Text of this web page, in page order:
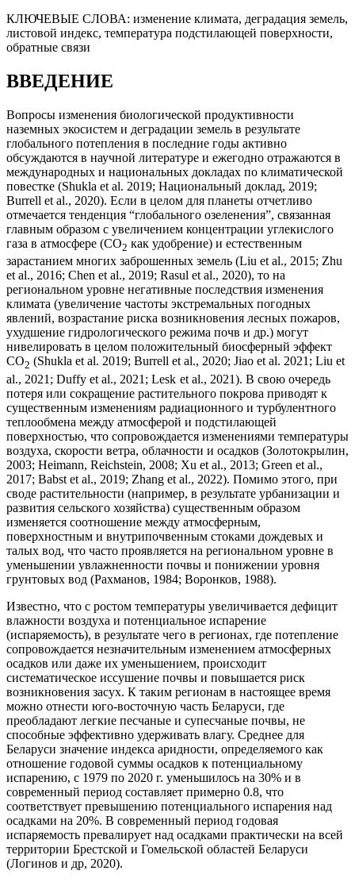
КЛЮЧЕВЫЕ СЛОВА: изменение климата, деградация земель,
листовой индекс, температура подстилающей поверхности,
обратные связи
ВВЕДЕНИЕ
Вопросы изменения биологической продуктивности
наземных экосистем и деградации земель в результате
глобального потепления в последние годы активно
обсуждаются в научной литературе и ежегодно отражаются в
международных и национальных докладах по климатической
повестке (Shukla et al. 2019; Национальный доклад, 2019;
Burrell et al., 2020). Если в целом для планеты отчетливо
отмечается тенденция “глобального озеленения”, связанная
главным образом с увеличением концентрации углекислого
газа в атмосфере (CO2 как удобрение) и естественным
зарастанием многих заброшенных земель (Liu et al., 2015; Zhu
et al., 2016; Chen et al., 2019; Rasul et al., 2020), то на
региональном уровне негативные последствия изменения
климата (увеличение частоты экстремальных погодных
явлений, возрастание риска возникновения лесных пожаров,
ухудшение гидрологического режима почв и др.) могут
нивелировать в целом положительный биосферный эффект
CO2 (Shukla et al. 2019; Burrell et al., 2020; Jiao et al. 2021; Liu et
al., 2021; Duffy et al., 2021; Lesk et al., 2021). В свою очередь
потеря или сокращение растительного покрова приводят к
существенным изменениям радиационного и турбулентного
теплообмена между атмосферой и подстилающей
поверхностью, что сопровождается изменениями температуры
воздуха, скорости ветра, облачности и осадков (Золотокрылин,
2003; Heimann, Reichstein, 2008; Xu et al., 2013; Green et al.,
2017; Babst et al., 2019; Zhang et al., 2022). Помимо этого, при
своде растительности (например, в результате урбанизации и
развития сельского хозяйства) существенным образом
изменяется соотношение между атмосферным,
поверхностным и внутрипочвенным стоками дождевых и
талых вод, что часто проявляется на региональном уровне в
уменьшении увлажненности почвы и понижении уровня
грунтовых вод (Рахманов, 1984; Воронков, 1988).
Известно, что с ростом температуры увеличивается дефицит
влажности воздуха и потенциальное испарение
(испаряемость), в результате чего в регионах, где потепление
сопровождается незначительным изменением атмосферных
осадков или даже их уменьшением, происходит
систематическое иссушение почвы и повышается риск
возникновения засух. К таким регионам в настоящее время
можно отнести юго-восточную часть Беларуси, где
преобладают легкие песчаные и супесчаные почвы, не
способные эффективно удерживать влагу. Среднее для
Беларуси значение индекса аридности, определяемого как
отношение годовой суммы осадков к потенциальному
испарению, с 1979 по 2020 г. уменьшилось на 30% и в
современный период составляет примерно 0.8, что
соответствует превышению потенциального испарения над
осадками на 20%. В современный период годовая
испаряемость превалирует над осадками практически на всей
территории Брестской и Гомельской областей Беларуси
(Логинов и др, 2020).